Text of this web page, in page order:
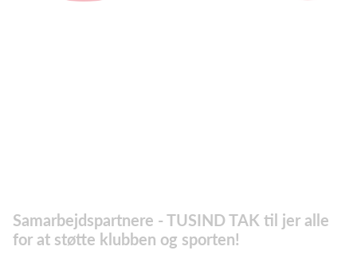
Samarbejdspartnere - TUSIND TAK til jer alle
for at støtte klubben og sporten!